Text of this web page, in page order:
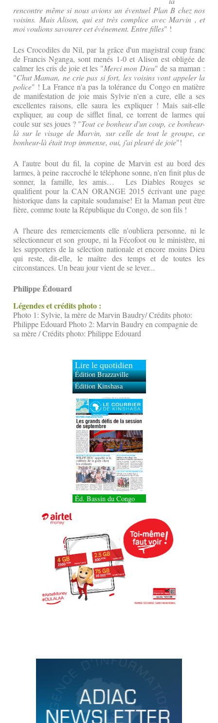
rencontre même si nous avions unéventuel Plan B chez nos
voisins. Mais Alison, qui est très complice avec Marvin , et
moi voulions savourer cet événement. Entre filles" !
Les Crocodiles du Nil, par la grâce d'un magistral coup franc
de Francis Nganga, sont menés 1-0 et Alison est obligée de
calmer les cris de joie et les "Merci mon Dieu" de sa maman :
"Chut Maman, ne crie pas si fort, les voisins vont appeler la
police" ! La France n'a pas la tolérance du Congo en matière
de manifestation de joie mais Sylvie n'en a cure, elle a ses
excellentes raisons, elle saura les expliquer ! Mais sait-elle
expliquer, au coup de sifflet final, ce torrent de larmes qui
coule sur ses joues ? "Tout ce bonheur d'un coup, ce bonheur-
là sur le visage de Marvin, sur celle de tout le groupe, ce
bonheur-là était trop immense, oui, j'ai pleuré de joie"!
A l'autre bout du fil, la copine de Marvin est au bord des
larmes, à peine raccroché le téléphone sonne, n'en finit plus de
sonner, la famille, les amis… Les Diables Rouges se
qualifient pour la CAN ORANGE 2015 écrivant une page
historique dans la capitale soudanaise! Et la Maman peut être
fière, comme toute la République du Congo, de son fils !
A l'heure des remerciements elle n'oubliera personne, ni le
sélectionneur et son groupe, ni la Fécofoot ou le ministère, ni
les supporters de la sélection nationale et encore moins Dieu
qui reste, dit-elle, le maître des temps et de toutes les
circonstances. Un beau jour vient de se lever...
Philippe Édouard
Légendes et crédits photo :
Photo 1: Sylvie, la mère de Marvin Baudry/ Crédits photo:
Philippe Edouard Photo 2: Marvin Baudry en compagnie de
sa mère / Crédits photo: Philippe Edouard
Lire le quotidien
Édition Brazzaville
Édition Kinshasa
Éd. Bassin du Congo